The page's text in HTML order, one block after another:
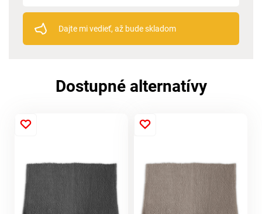
Dajte mi vedieť, až bude skladom
Dostupné alternatívy